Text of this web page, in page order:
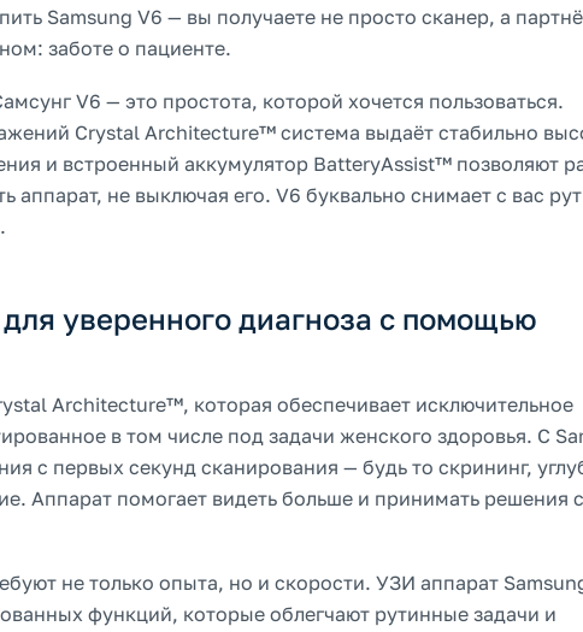
Samsung V6 — вы получаете не просто сканер, а
заботе о пациенте.
V6 — это простота, которой хочется пользоваться.
Crystal Architecture™ система выдаёт стабильно
и встроенный аккумулятор BatteryAssist™ позволяют
аппарат, не выключая его. V6 буквально снимает с вас
уверенного диагноза с помощью
Architecture™, которая обеспечивает исключительное
в том числе под задачи женского здоровья. С
с первых секунд сканирования — будь то скрининг,
Аппарат помогает видеть больше и принимать решения с
не только опыта, но и скорости. УЗИ аппарат
функций, которые облегчают рутинные задачи и